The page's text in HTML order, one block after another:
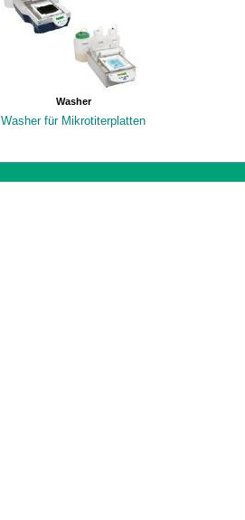
Washer
Washer für Mikrotiterplatten